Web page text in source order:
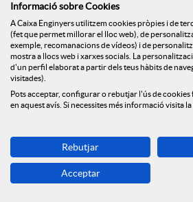
m
p
a
r
Caixa Enginyers reforça el seu
l'economia social amb la seva
Clade
Caixa Enginyers reforça la
amb una nova seu central
Enginyers, engega motors
El Grup Caixa Enginyers i el
d’Enginyers Industrials de
Informació sobre Cookies
A Caixa Enginyers utilitzem cookies pròpies i de
(fet que permet millorar el lloc web), de
exemple, recomanacions de vídeos) i de
mostra a llocs web i xarxes socials. La
d'un perfil elaborat a partir dels teus hàbits de
visitades).
Pots acceptar, configurar o rebutjar l'ús de
en aquest avís. Si necessites més informació visita
Rebutjar
Acceptar